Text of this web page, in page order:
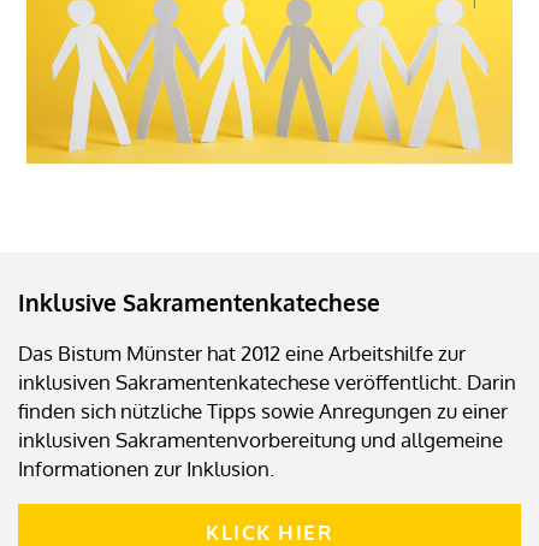
Inklusive Sakramentenkatechese
Das Bistum Münster hat 2012 eine Arbeitshilfe zur
inklusiven Sakramentenkatechese veröffentlicht. Darin
finden sich nützliche Tipps sowie Anregungen zu einer
inklusiven Sakramentenvorbereitung und allgemeine
Informationen zur Inklusion.
KLICK HIER